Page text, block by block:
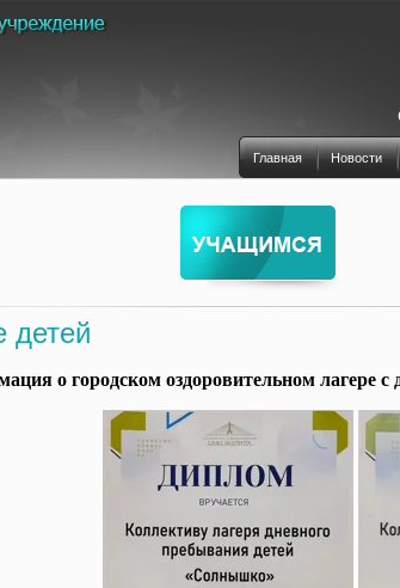
Главная Новости
детей
о городском оздоровительном